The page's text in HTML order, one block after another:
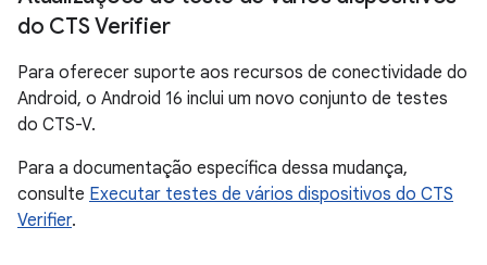
do CTS Verifier
Para oferecer suporte aos recursos de conectividade do
Android, o Android 16 inclui um novo conjunto de testes
do CTS-V.
Para a documentação específica dessa mudança,
consulte Executar testes de vários dispositivos do CTS
Verifier.